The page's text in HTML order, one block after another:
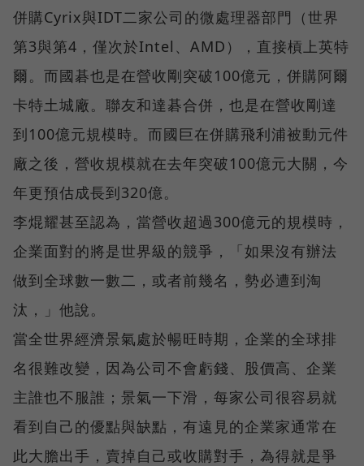
併購Cyrix與IDT二家公司的微處理器部門（世界
第3與第4，僅次於Intel、AMD），直接槓上英特
爾。而國碁也是在營收剛突破100億元，併購阿爾
卡特土城廠。聯友和達碁合併，也是在營收剛達
到100億元規模時。而國巨在併購飛利浦被動元件
廠之後，營收規模就在去年突破100億元大關，今
年更預估成長到320億。
李焜耀甚至認為，當營收超過300億元的規模時，
企業面對的將是世界級的競爭，「如果沒有辦法
做到全球數一數二，或者前幾名，勢必遭到淘
汰，」他說。
當全世界經濟景氣處於暢旺時期，企業的全球排
名很難改變，因為公司不會虧錢、股價高、企業
主誰也不服誰；景氣一下滑，每家公司很容易就
看到自己的優點與缺點，有遠見的企業家通常在
此大膽出手，賣掉自己或收購對手，為得就是爭